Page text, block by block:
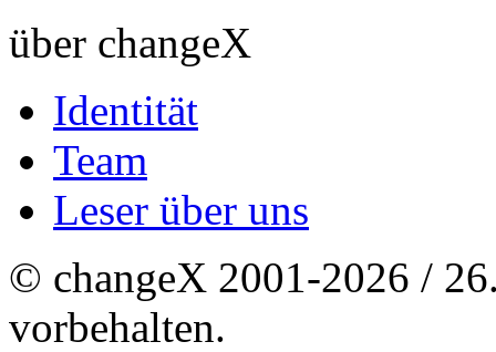
über changeX
Identität
Team
Leser über uns
© changeX 2001-2026 /
vorbehalten.